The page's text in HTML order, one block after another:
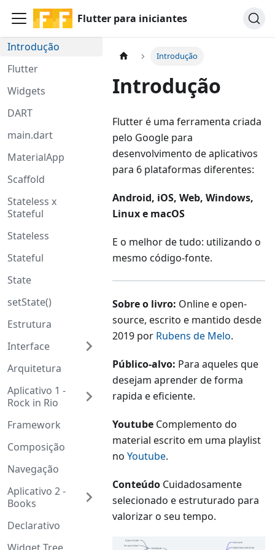
Flutter para iniciantes
Introdução
Flutter
Widgets
DART
main.dart
MaterialApp
Scaffold
Stateless x
Stateful
Stateless
Stateful
State
setState()
Estrutura
Interface
Arquitetura
Aplicativo 1 -
Rock in Rio
Framework
Composição
Navegação
Aplicativo 2 -
Books
Declarativo
Introdução
Introdução
Flutter é uma ferramenta criada
pelo Google para
desenvolvimento de aplicativos
para 6 plataformas diferentes:
Android, iOS, Web, Windows,
Linux e macOS
E o melhor de tudo: utilizando o
mesmo código-fonte.
Sobre o livro: Online e open-
source, escrito e mantido desde
2019 por Rubens de Melo.
Público-alvo: Para aqueles que
desejam aprender de forma
rapida e eficiente.
YoutubeComplemento do
material escrito em uma playlist
no Youtube.
ConteúdoCuidadosamente
selecionado e estruturado para
valorizar o seu tempo.